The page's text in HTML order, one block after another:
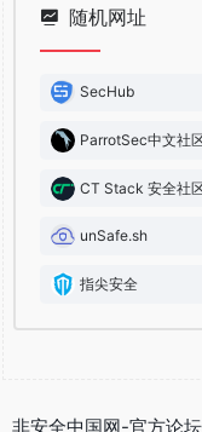
随机网址
SecHub
ParrotSec中文社
CT Stack 安全社
unSafe.sh
指尖安全
非安全中国网-官方论